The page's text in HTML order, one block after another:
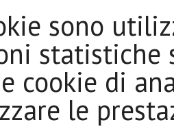
sono
statistiche
cookie di
le